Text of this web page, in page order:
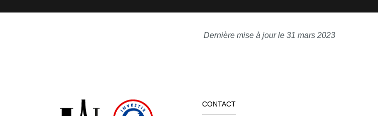
Dernière mise à jour le 31 mars 2023
CONTACT